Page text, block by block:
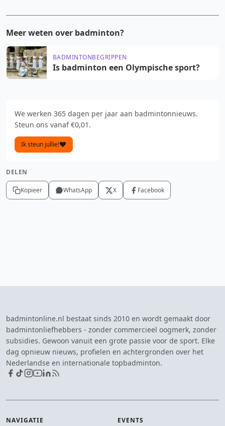
Meer weten over badminton?
BADMINTONBEGRIPPEN
Is badminton een Olympische sport?
We werken 365 dagen per jaar aan badmintonnieuws.
Steun ons vanaf €0,01.
Ik steun jullie!
DELEN
Kopieer WhatsApp X Facebook
badmintonline.nl bestaat sinds 2010 en wordt gemaakt door
badmintonliefhebbers - zonder commercieel oogmerk, zonder
subsidies. Gewoon vanuit een grote passie voor de sport. Elke
dag opnieuw nieuws, profielen en achtergronden over het
Nederlandse en internationale topbadminton.
NAVIGATIE EVENTS